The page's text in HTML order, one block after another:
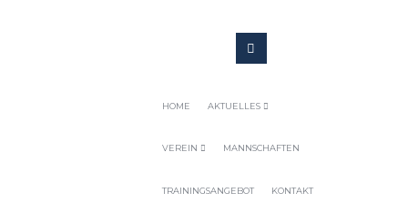
HOME AKTUELLES
VEREIN MANNSCHAFTEN
TRAININGSANGEBOT KONTAKT